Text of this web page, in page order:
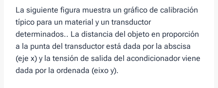
La siguiente figura muestra un gráfico de calibración
típico para un material y un transductor
determinados.. La distancia del objeto en proporción
a la punta del transductor está dada por la abscisa
(eje x) y la tensión de salida del acondicionador viene
dada por la ordenada (eixo y).